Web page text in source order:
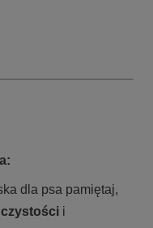
dla psa pamiętaj,
czystości i